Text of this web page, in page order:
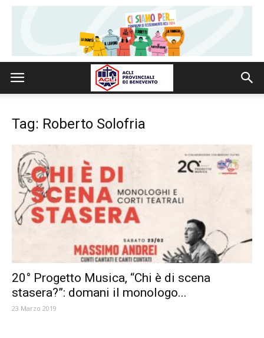
Tag: Roberto Solofria
20° Progetto Musica, “Chi è di scena
stasera?”: domani il monologo...
23 Marzo 2019